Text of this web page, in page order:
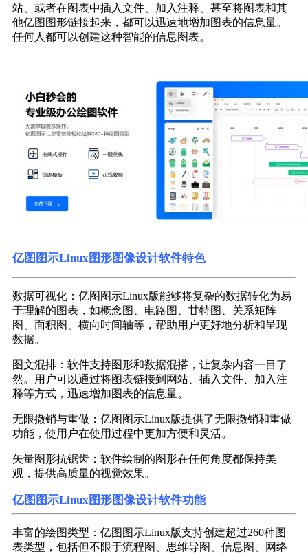
站、或者在图表中插入文件、加入注释、甚至将图表和其
他亿图图形链接起来，都可以迅速地增加图表的信息量。
任何人都可以创建这种智能的信息图表。
亿图图示Linux图形图像设计软件特色
数据可视化：亿图图示Linux版能够将复杂的数据转化为易
于理解的图表，如概念图、电路图、甘特图、关系矩阵
图、面积图、横向时间轴等，帮助用户更好地分析和呈现
数据。
图文混排：软件支持图形和数据混搭，让复杂内容一目了
然。用户可以通过将图表链接到网站、插入文件、加入注
释等方式，迅速增加图表的信息量。
无限撤销与重做：亿图图示Linux版提供了无限撤销和重做
功能，使用户在使用过程中更加方便和灵活。
矢量图形抗锯齿：软件绘制的图形在任何角度都保持美
观，提供高质量的视觉效果。
亿图图示Linux图形图像设计软件功能
丰富的绘图类型：亿图图示Linux版支持创建超过260种图
表类型，包括但不限于流程图、思维导图、信息图、网络